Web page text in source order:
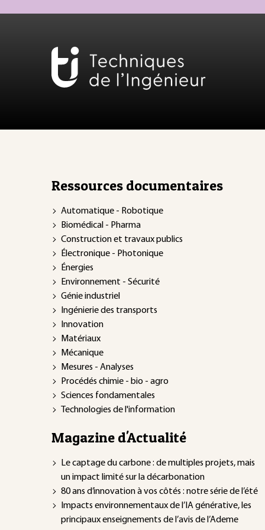
Ressources documentaires
Automatique - Robotique
Biomédical - Pharma
Construction et travaux publics
Électronique - Photonique
Énergies
Environnement - Sécurité
Génie industriel
Ingénierie des transports
Innovation
Matériaux
Mécanique
Mesures - Analyses
Procédés chimie - bio - agro
Sciences fondamentales
Technologies de l'information
Magazine d'Actualité
Le captage du carbone : de multiples projets, mais
un impact limité sur la décarbonation
80 ans d’innovation à vos côtés : notre série de l’été
Impacts environnementaux de l’IA générative, les
principaux enseignements de l’avis de l’Ademe